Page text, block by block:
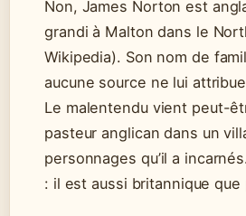
Non, James Norton est
grandi à Malton dans le
Wikipedia). Son nom de
aucune source ne lui
Le malentendu vient peut-
pasteur anglican dans un
personnages qu’il a
: il est aussi britannique que